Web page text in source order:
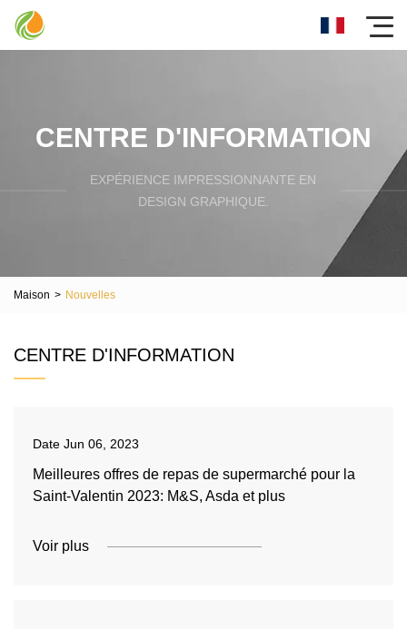
CENTRE D'INFORMATION
EXPÉRIENCE IMPRESSIONNANTE EN
DESIGN GRAPHIQUE.
Maison > Nouvelles
CENTRE D'INFORMATION
Date Jun 06, 2023
Meilleures offres de repas de supermarché pour la
Saint-Valentin 2023: M&S, Asda et plus
Voir plus